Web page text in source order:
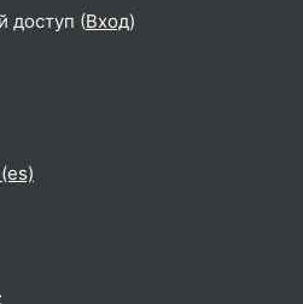
доступ (Вход)